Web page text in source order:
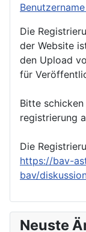
Die
der Website
den Upload
für
Bitte
registrierung
Die
https://bav-
bav/
Neuste